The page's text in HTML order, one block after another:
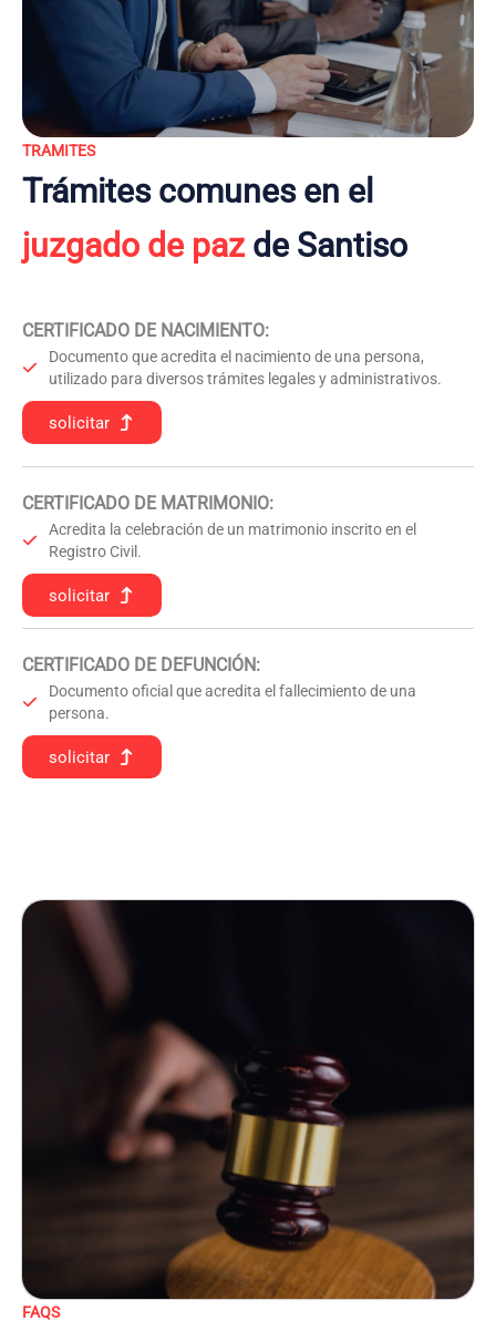
TRAMITES
Trámites comunes en el
juzgado de pazde Santiso
CERTIFICADO DE NACIMIENTO:
Documento que acredita el nacimiento de una persona,
utilizado para diversos trámites legales y administrativos.
solicitar
CERTIFICADO DE MATRIMONIO:
Acredita la celebración de un matrimonio inscrito en el
Registro Civil.
solicitar
CERTIFICADO DE DEFUNCIÓN:
Documento oficial que acredita el fallecimiento de una
persona.
solicitar
FAQS